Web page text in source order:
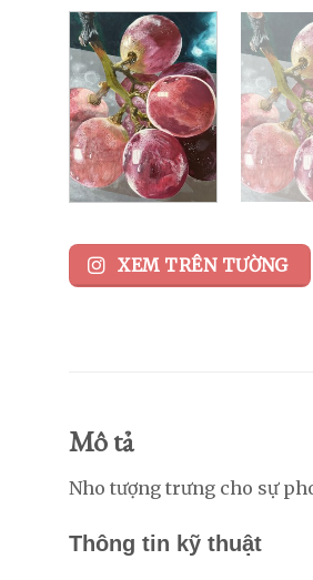
XEM TRÊN TƯỜNG
Mô tả
Nho tượng trưng cho sự
Thông tin kỹ thuật